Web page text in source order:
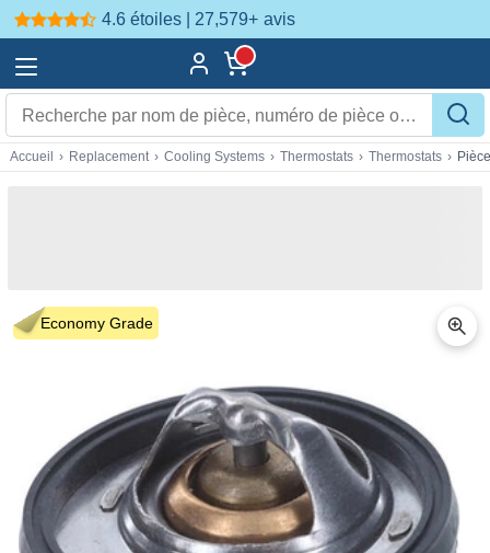
4.6 étoiles | 27,579+ avis
Accueil › Replacement › Cooling Systems › Thermostats › Thermostats ›
Economy Grade